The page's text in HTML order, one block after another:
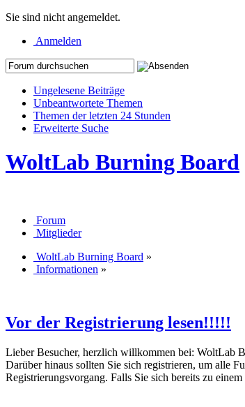
Sie sind nicht angemeldet.
Anmelden
Ungelesene Beiträge
Unbeantwortete Themen
Themen der letzten 24 Stunden
Erweiterte Suche
WoltLab Burning Board
Forum
Mitglieder
WoltLab Burning Board »
Informationen »
Vor der Registrierung lesen!!!!!
Lieber Besucher, herzlich willkommen bei: WoltLab
Darüber hinaus sollten Sie sich registrieren, um alle
Registrierungsvorgang. Falls Sie sich bereits zu